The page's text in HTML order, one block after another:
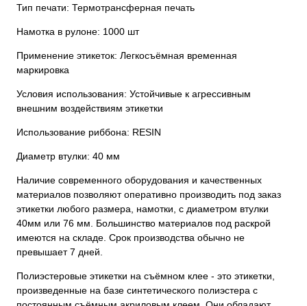
Тип печати: Термотрансферная печать
Намотка в рулоне: 1000 шт
Применение этикеток: Легкосъёмная временная
маркировка
Условия использования: Устойчивые к агрессивным
внешним воздействиям этикетки
Использование риббона: RESIN
Диаметр втулки: 40 мм
Наличие современного оборудования и качественных
материалов позволяют оперативно производить под заказ
этикетки любого размера, намотки, с диаметром втулки
40мм или 76 мм. Большинство материалов под раскрой
имеются на складе. Срок производства обычно не
превышает 7 дней.
Полиэстеровые этикетки на съёмном клее - это этикетки,
произведенные на базе синтетического полиэстера с